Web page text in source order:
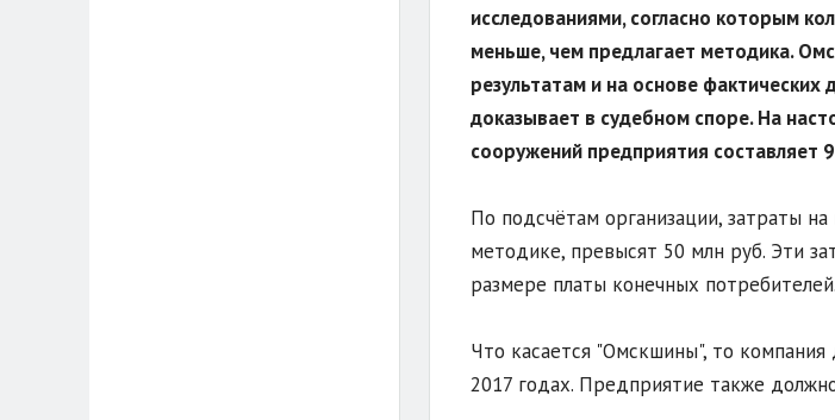
исследованиями, согласно которым
меньше, чем предлагает методика.
результатам и на основе
доказывает в судебном споре. На
сооружений предприятия составляет
По подсчётам организации, затраты
методике, превысят 50 млн руб. Эти
размере платы конечных потребителей.
Что касается "Омскшины", то компания
2017 годах. Предприятие также